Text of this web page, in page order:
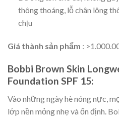
thông thoáng, lỗ chân lông
chịu
Giá thành sản phẩm :
Bobbi Brown Skin
Foundation SPF 15:
Vào những ngày hè nóng nực,
lớp nền mỏng nhẹ và ổn định.